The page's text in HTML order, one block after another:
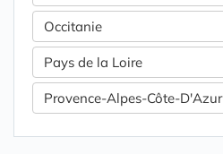
Occitanie
Pays de la Loire
Provence-Alpes-Côte-D'Azur